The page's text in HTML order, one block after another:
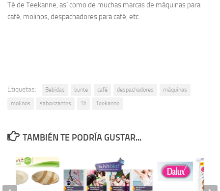
Té de Teekanne, así como de muchas marcas de máquinas para
café, molinos, despachadores para café, etc.
Etiquetas: Bebidas bunte café despachadores
máquinas
molinos
saborizantes Té Teekanne
TAMBIÉN TE PODRÍA GUSTAR...